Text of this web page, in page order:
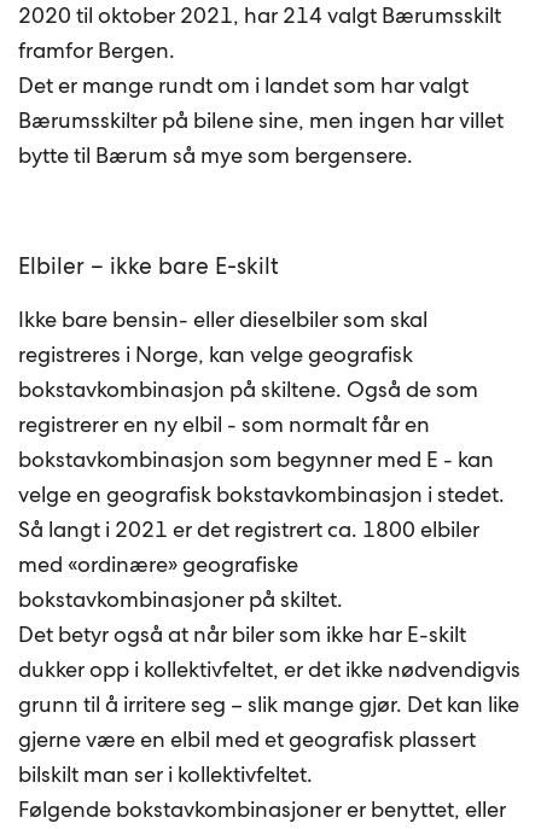
2020 til oktober 2021, har 214 valgt Bærumsskilt
framfor Bergen.
Det er mange rundt om i landet som har valgt
Bærumsskilter på bilene sine, men ingen har villet
bytte til Bærum så mye som bergensere.
Elbiler – ikke bare E-skilt
Ikke bare bensin- eller dieselbiler som skal
registreres i Norge, kan velge geografisk
bokstavkombinasjon på skiltene. Også de som
registrerer en ny elbil - som normalt får en
bokstavkombinasjon som begynner med E - kan
velge en geografisk bokstavkombinasjon i stedet.
Så langt i 2021 er det registrert ca. 1800 elbiler
med «ordinære» geografiske
bokstavkombinasjoner på skiltet.
Det betyr også at når biler som ikke har E-skilt
dukker opp i kollektivfeltet, er det ikke nødvendigvis
grunn til å irritere seg – slik mange gjør. Det kan like
gjerne være en elbil med et geografisk plassert
bilskilt man ser i kollektivfeltet.
Følgende bokstavkombinasjoner er benyttet, eller